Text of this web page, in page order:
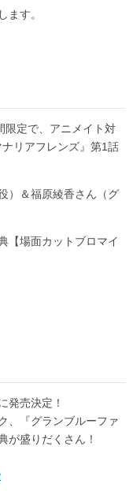
ます。
限定で、アニメイト対
リアフレンズ』第1話
）＆福原綾香さん（グ
【場面カットブロマイ
発売決定！
、『グランブルーファ
が盛りだくさん！